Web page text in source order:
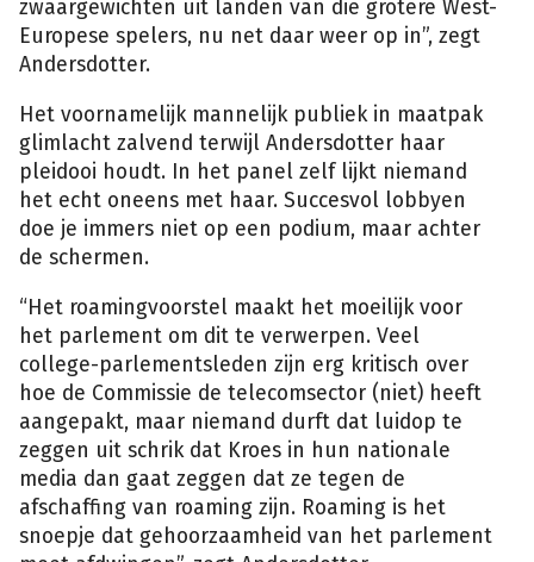
zwaargewichten uit landen van die grotere West-
Europese spelers, nu net daar weer op in”, zegt
Andersdotter.
Het voornamelijk mannelijk publiek in maatpak
glimlacht zalvend terwijl Andersdotter haar
pleidooi houdt. In het panel zelf lijkt niemand
het echt oneens met haar. Succesvol lobbyen
doe je immers niet op een podium, maar achter
de schermen.
“Het roamingvoorstel maakt het moeilijk voor
het parlement om dit te verwerpen. Veel
college-parlementsleden zijn erg kritisch over
hoe de Commissie de telecomsector (niet) heeft
aangepakt, maar niemand durft dat luidop te
zeggen uit schrik dat Kroes in hun nationale
media dan gaat zeggen dat ze tegen de
afschaffing van roaming zijn. Roaming is het
snoepje dat gehoorzaamheid van het parlement